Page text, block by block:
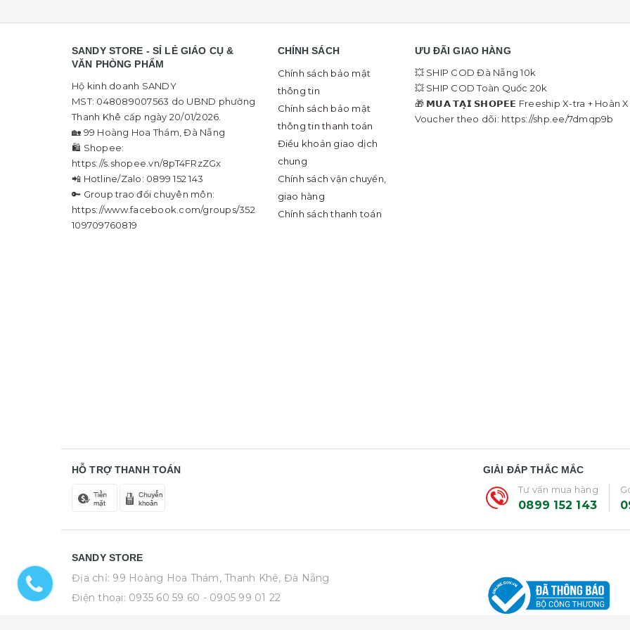
SANDY STORE - SỈ LẺ GIÁO CỤ &
VĂN PHÒNG PHẨM
Hộ kinh doanh SANDY
MST: 048089007563 do UBND phường
Thanh Khê cấp ngày 20/01/2026.
🏡 99 Hoàng Hoa Thám, Đà Nẵng
🛍 Shopee:
https://s.shopee.vn/8pT4FRzZGx
📲 Hotline/Zalo: 0899 152 143
🔑 Group trao đổi chuyên môn:
https://www.facebook.com/groups/352
109709760819
CHÍNH SÁCH
Chính sách bảo mật
thông tin
Chính sách bảo mật
thông tin thanh toán
Điều khoản giao dịch
chung
Chính sách vận chuyển,
giao hàng
Chính sách thanh toán
ƯU ĐÃI GIAO HÀNG
💥 SHIP COD Đà Nẵng 10k
💥 SHIP COD Toàn Quốc 20k
🎁 𝗠𝗨𝗔 𝗧𝗔̣𝗜 𝗦𝗛𝗢𝗣𝗘𝗘 Freeship X-tra + Hoàn
Voucher theo dõi: https://shp.ee/7dmqp9b
HỖ TRỢ THANH TOÁN
GIẢI ĐÁP THẮC MẮC
Tư vấn mua hàng
0899 152 143
SANDY STORE
Địa chỉ: 99 Hoàng Hoa Thám, Thanh Khê, Đà Nẵng
Điện thoại: 0935 60 59 60 - 0905 99 01 22